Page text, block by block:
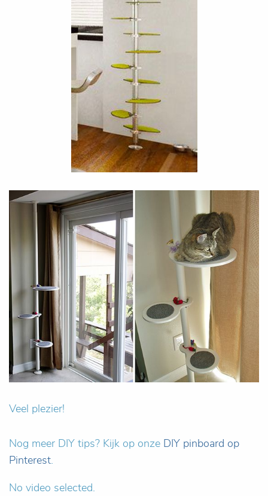
Veel plezier!
Nog meer DIY tips? Kijk op onze DIY pinboard op
Pinterest.
No video selected.